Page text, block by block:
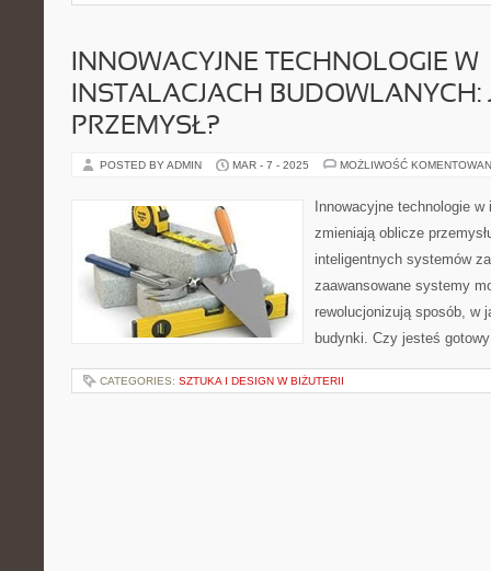
INNOWACYJNE TECHNOLOGIE W
INSTALACJACH BUDOWLANYCH:
PRZEMYSŁ?
POSTED BY ADMIN MAR - 7 - 2025 MOŻLIWOŚĆ
Innowacyjne technologie
zmieniają oblicze
inteligentnych systemów
zaawansowane systemy
rewolucjonizują sposób, w
budynki. Czy jesteś
CATEGORIES: SZTUKA I DESIGN W BIŻUTERII